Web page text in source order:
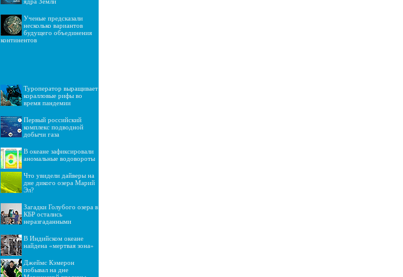
Ученые предсказали
несколько вариантов
будущего объединения
континентов
Туроператор выращивает
коралловые рифы во
время пандемии
Первый российский
комплекс подводной
добычи газа
В океане зафиксировали
аномальные водовороты
Что увидели дайверы на
дне дикого озера Марий
Эл?
Загадки Голубого озера в
КБР остались
неразгаданными
В Индийском океане
найдена «мертвая зона»
Джеймс Кэмерон
побывал на дне